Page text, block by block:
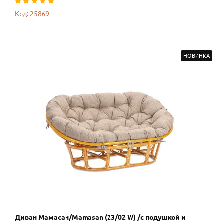
Код: 25869
НОВИНКА
Диван Мамасан/Mamasan (23/02 W) /с подушкой и